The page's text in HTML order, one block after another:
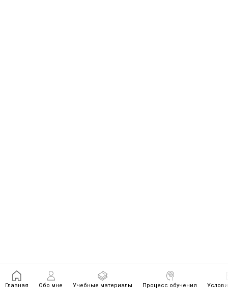
Главная Обо мне Учебные материалы Процесс обучения